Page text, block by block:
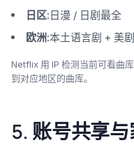
日区:日漫 / 日剧最全
欧洲:本土语言剧 + 美
Netflix 用 IP 检测当前可看曲
到对应地区的曲库。
5. 账号共享